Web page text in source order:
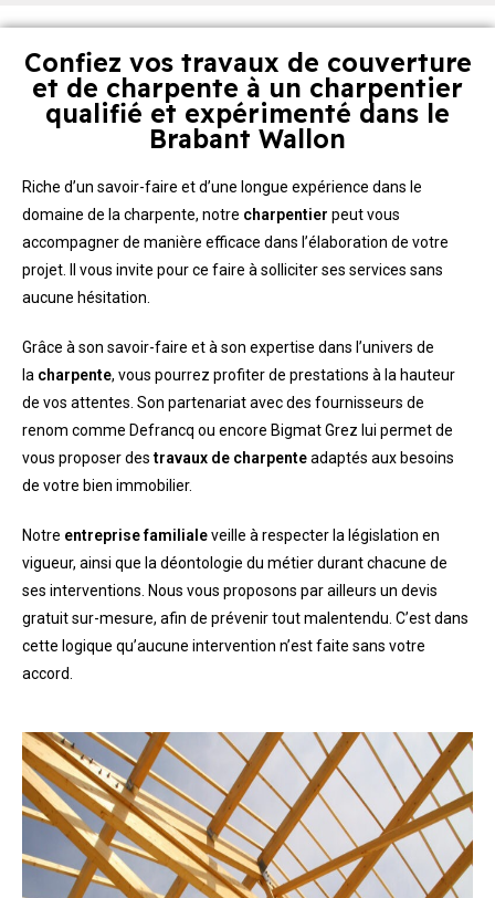
Confiez vos travaux de couverture
et de charpente à un charpentier
qualifié et expérimenté dans le
Brabant Wallon
Riche d’un savoir-faire et d’une longue expérience dans le
domaine de la charpente, notre charpentier peut vous
accompagner de manière efficace dans l’élaboration de votre
projet. Il vous invite pour ce faire à solliciter ses services sans
aucune hésitation.
Grâce à son savoir-faire et à son expertise dans l’univers de
la charpente, vous pourrez profiter de prestations à la hauteur
de vos attentes. Son partenariat avec des fournisseurs de
renom comme Defrancq ou encore Bigmat Grez lui permet de
vous proposer destravaux de charpenteadaptés aux besoins
de votre bien immobilier.
Notre entreprise familialeveille à respecter la législation en
vigueur, ainsi que la déontologie du métier durant chacune de
ses interventions. Nous vous proposons par ailleurs un devis
gratuit sur-mesure, afin de prévenir tout malentendu. C’est dans
cette logique qu’aucune intervention n’est faite sans votre
accord.